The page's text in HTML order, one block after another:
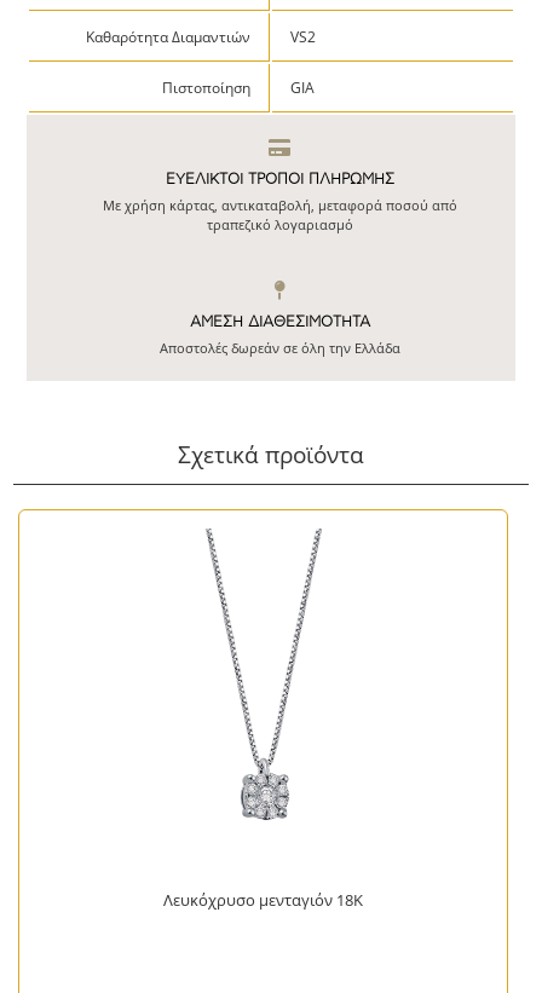
Καθαρότητα Διαμαντιών VS2
Πιστοποίηση GIA
ΕΥΕΛΙΚΤΟΙ ΤΡΟΠΟΙ ΠΛΗΡΩΜΗΣ
Με χρήση κάρτας, αντικαταβολή, μεταφορά ποσού από
τραπεζικό λογαριασμό
ΆΜΕΣΗ ΔΙΑΘΕΣΙΜΌΤΗΤΑ
Αποστολές δωρεάν σε όλη την Ελλάδα
Σχετικά προϊόντα
Λευκόχρυσο μενταγιόν 18Κ